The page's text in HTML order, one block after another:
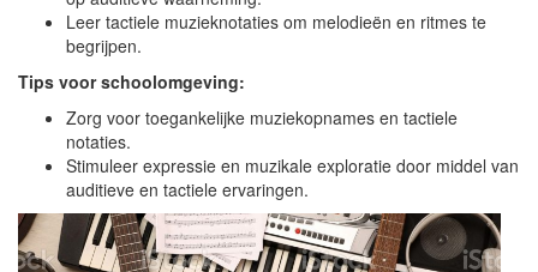
Leer tactiele muzieknotaties om melodieën en ritmes te
begrijpen.
Tips voor schoolomgeving:
Zorg voor toegankelijke muziekopnames en tactiele
notaties.
Stimuleer expressie en muzikale exploratie door middel van
auditieve en tactiele ervaringen.